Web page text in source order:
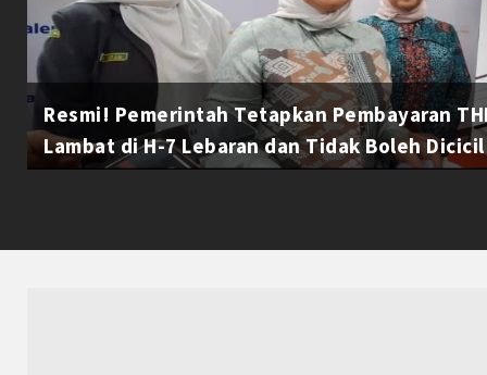
Resmi! Pemerintah Tetapkan Pembayaran
Lambat di H-7 Lebaran dan Tidak Boleh Dicicil